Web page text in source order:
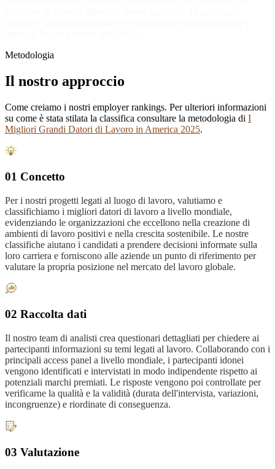
Metodologia
Il nostro approccio
Come creiamo i nostri employer rankings. Per ulteriori informazioni
su come è stata stilata la classifica consultare la metodologia di I
Migliori Grandi Datori di Lavoro in America 2025.
01 Concetto
Per i nostri progetti legati al luogo di lavoro, valutiamo e
classifichiamo i migliori datori di lavoro a livello mondiale,
evidenziando le organizzazioni che eccellono nella creazione di
ambienti di lavoro positivi e nella crescita sostenibile. Le nostre
classifiche aiutano i candidati a prendere decisioni informate sulla
loro carriera e forniscono alle aziende un punto di riferimento per
valutare la propria posizione nel mercato del lavoro globale.
02 Raccolta dati
Il nostro team di analisti crea questionari dettagliati per chiedere ai
partecipanti informazioni su temi legati al lavoro. Collaborando con i
principali access panel a livello mondiale, i partecipanti idonei
vengono identificati e intervistati in modo indipendente rispetto ai
potenziali marchi premiati. Le risposte vengono poi controllate per
verificarne la qualità e la validità (durata dell'intervista, variazioni,
incongruenze) e riordinate di conseguenza.
03 Valutazione